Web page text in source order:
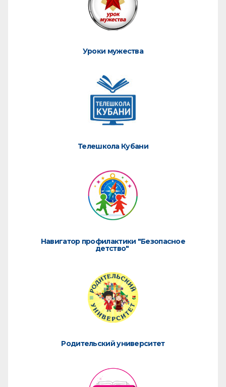
Уроки мужества
Телешкола Кубани
Навигатор профилактики "Безопасное
детство"
Родительский университет